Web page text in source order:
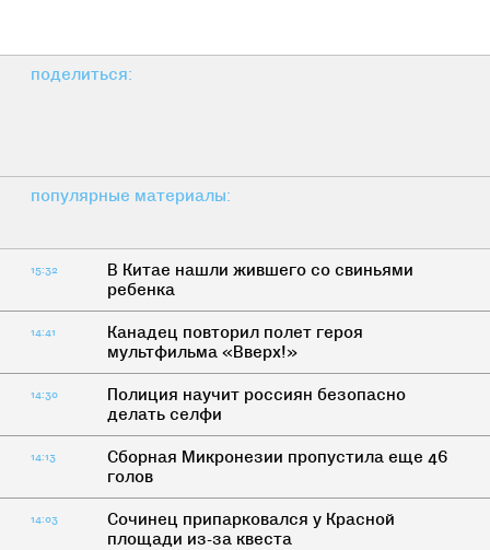
поделиться:
популярные материалы:
15:32
В Китае нашли жившего со свиньями
ребенка
14:41
Канадец повторил полет героя
мультфильма «Вверх!»
14:30
Полиция научит россиян безопасно
делать селфи
14:13
Сборная Микронезии пропустила еще 46
голов
14:03
Сочинец припарковался у Красной
площади из-за квеста